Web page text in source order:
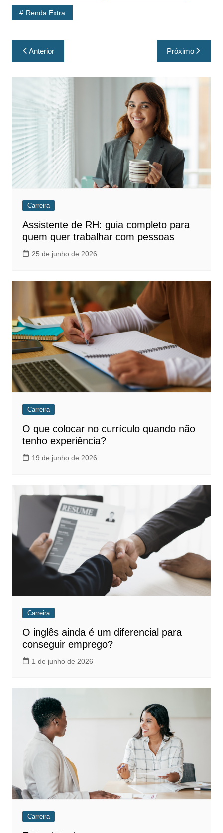
Renda Extra
Anterior Próximo
Carreira
Assistente de RH: guia completo para
quem quer trabalhar com pessoas
25 de junho de 2026
Carreira
O que colocar no currículo quando não
tenho experiência?
19 de junho de 2026
Carreira
O inglês ainda é um diferencial para
conseguir emprego?
1 de junho de 2026
Carreira